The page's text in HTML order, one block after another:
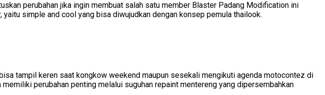
perubahan jika ingin membuat salah satu member Blaster Padang Modification ini
simple and cool yang bisa diwujudkan dengan konsep pemula thailook.
tampil keren saat kongkow weekend maupun sesekali mengikuti agenda motocontez di
perubahan penting melalui suguhan repaint mentereng yang dipersembahkan